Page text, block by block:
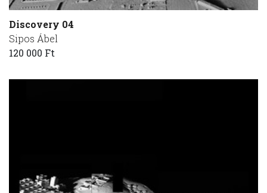
Discovery 04
Sipos Ábel
120 000 Ft